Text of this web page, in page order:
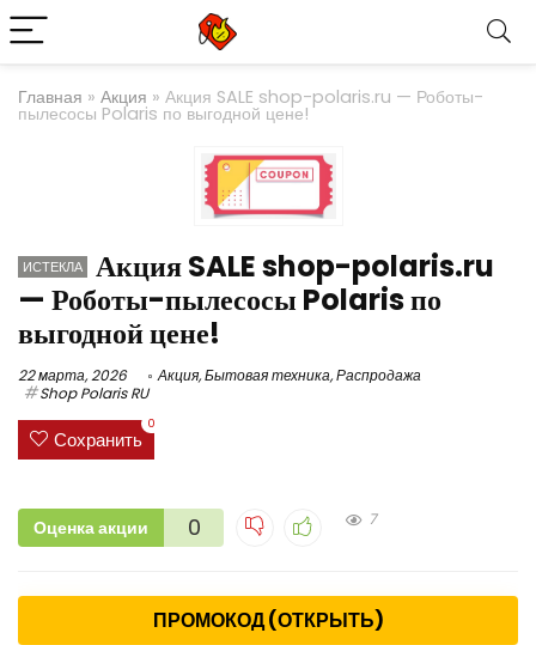
Главная » Акция » Акция SALE shop-polaris.ru — Роботы-
пылесосы Polaris по выгодной цене!
ИСТЕКЛА
Акция SALE shop-polaris.ru
— Роботы-пылесосы Polaris по
выгодной цене!
22 марта, 2026 Акция,Бытовая техника,Распродажа
Shop Polaris RU
Сохранить
0
Оценка акции 0 7
ПРОМОКОД (ОТКРЫТЬ)